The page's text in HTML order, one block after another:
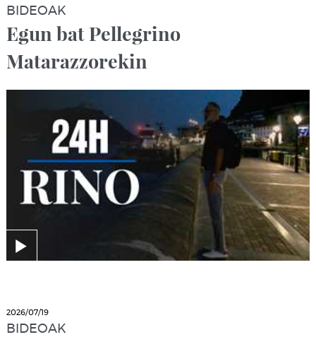
BIDEOAK
Egun bat Pellegrino
Matarazzorekin
2026/07/19
BIDEOAK